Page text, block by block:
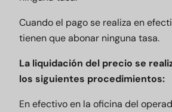
Cuando el pago se realiza en
tienen que abonar ninguna tasa.
La liquidación del precio se
los siguientes procedimientos:
En efectivo en la oficina del